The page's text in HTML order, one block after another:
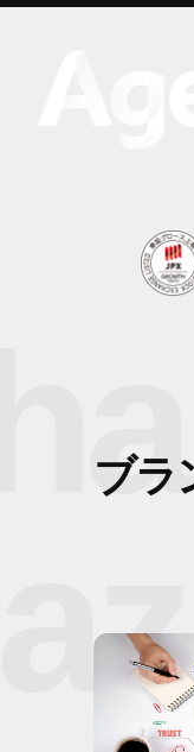
ブラ